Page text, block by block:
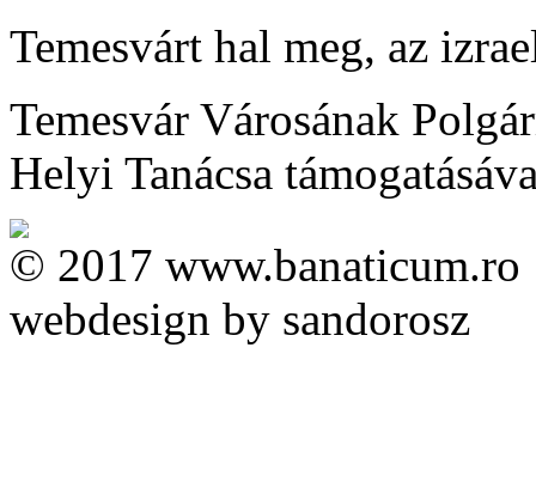
Temesvárt hal meg, az
Temesvár Városának
Helyi Tanácsa
© 2017 www.banaticum.ro
webdesign by sandorosz